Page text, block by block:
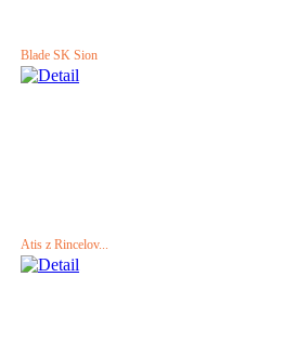
Blade SK Sion
Atis z Rincelov...